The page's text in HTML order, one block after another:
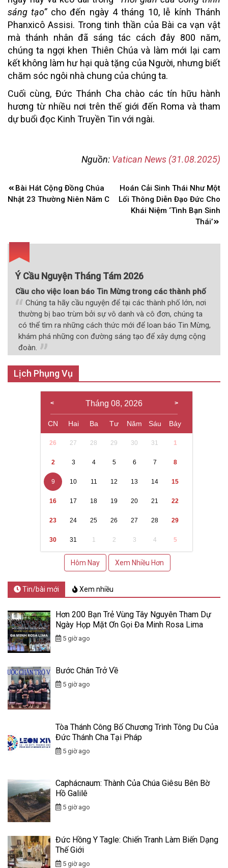
sáng tạo”cho đến ngày 4 tháng 10, lễ kính Thánh
Phanxicô Assisi. Trong tinh thần của Bài ca vạn vật
mà thánh nhân đã sáng tác cách đây 800 năm,
chúng ta ngợi khen Thiên Chúa và làm mới lại cam
kết không làm hư hại quà tặng của Người, nhưng biết
chăm sóc ngôi nhà chung của chúng ta.
Cuối cùng, Đức Thánh Cha chào các tín hữu hành
hương từ nhiều nơi trên thế giới đến Roma và tham
dự buổi đọc Kinh Truyền Tin với ngài.
Nguồn: Vatican News (31.08.2025)
Điều
hướng
Bài Hát Cộng Đồng Chúa
Nhật 23 Thường Niên Năm C
Hoán Cải Sinh Thái Như Một
Lối Thông Diễn Đạo Đức Cho
Khái Niệm ‘Tình Bạn Sinh
Thái’
Ý Cầu Nguyện Tháng Tám 2026
Cầu cho việc loan báo Tin Mừng trong các thành phố
Chúng ta hãy cầu nguyện để tại các thành phố lớn, nơi
thường bị bao trùm bởi sự vô danh và cô đơn, chúng ta
có thể tìm ra những cách thức mới để loan báo Tin Mừng,
khám phá những con đường sáng tạo để xây dựng cộng
đoàn.
Lịch Phụng Vụ
Tháng 08, 2026
CN Hai Ba Tư Năm Sáu Bảy
26 27 28 29 30 31 1
2 3 4 5 6 7 8
9 10 11 12 13 14 15
16 17 18 19 20 21 22
23 24 25 26 27 28 29
30 31 1 2 3 4 5
Hôm Nay Xem Nhiều Hơn
Tin/bài mới Xem nhiều
Hơn 200 Bạn Trẻ Vùng Tây Nguyên Tham Dự
Ngày Họp Mặt Ơn Gọi Đa Minh Rosa Lima
5 giờ ago
Bước Chân Trở Về
5 giờ ago
Tòa Thánh Công Bố Chương Trình Tông Du Của
Đức Thánh Cha Tại Pháp
5 giờ ago
Caphácnaum: Thành Của Chúa Giêsu Bên Bờ
Hồ Galilê
5 giờ ago
Đức Hồng Y Tagle: Chiến Tranh Làm Biến Dạng
Thế Giới
5 giờ ago